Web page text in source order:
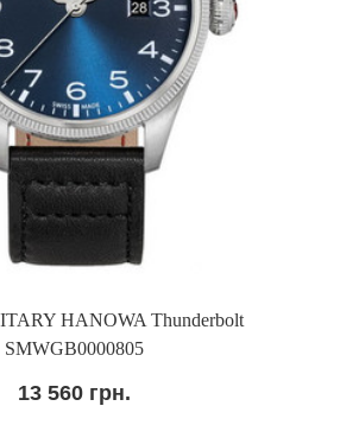
HANOWA Thunderbolt
SMWGB0000805
13 560 грн.